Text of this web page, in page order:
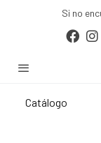
Si no
Catálogo